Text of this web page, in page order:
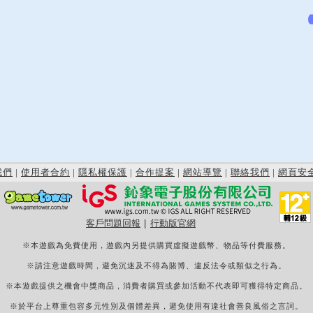
們 | 使用者合約 | 隱私權保護 | 合作提案 | 網站導覽 | 聯絡我們 | 網頁安
客戶問題回報 行動版官網
※本遊戲為免費使用，遊戲內另提供購買虛擬遊戲幣、物品等付費服務。
※請注意遊戲時間，避免沉迷及不得為賭博、違反法令或類似之行為。
※本遊戲提供之機會中獎商品，消費者購買或參加活動不代表即可獲得特定商品。
※於平台上尊重包容多元性別及個體差異，避免使用有違社會善良風俗之言詞。